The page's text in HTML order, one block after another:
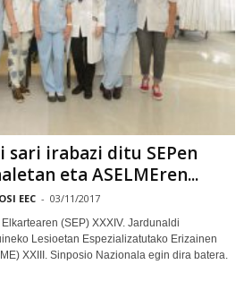
irabazi ditu SEPen
eta ASELMEren...
EEC - 03/11/2017
(SEP) XXXIV. Jardunaldi
Lesioetan Espezializatutako Erizainen
XXIII. Sinposio Nazionala egin dira batera.